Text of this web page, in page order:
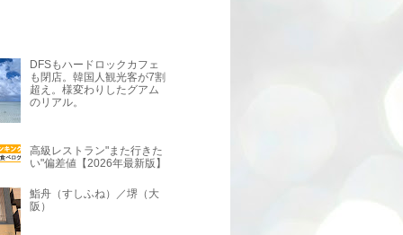
DFSもハードロックカフェ
も閉店。韓国人観光客が7割
超え。様変わりしたグアム
のリアル。
高級レストラン"また行きた
い"偏差値【2026年最新版】
鮨舟（すしふね）／堺（大
阪）